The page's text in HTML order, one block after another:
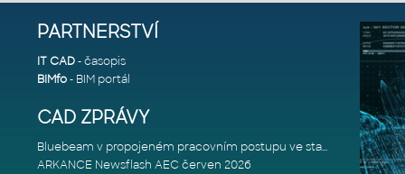
PARTNERSTVÍ
IT CAD- časopis
BIMfo- BIM portál
CAD ZPRÁVY
Bluebeam v propojeném pracovním postupu ve stavebnictví: Proč je int
ARKANCE Newsflash AEC červen 2026